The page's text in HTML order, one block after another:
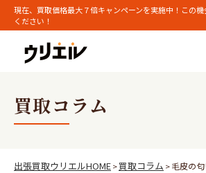
現在、買取価格最大７倍キャンペーンを実施中！この
ください！
買取コラム
出張買取ウリエルHOME>買取コラム >毛皮の匂いをと